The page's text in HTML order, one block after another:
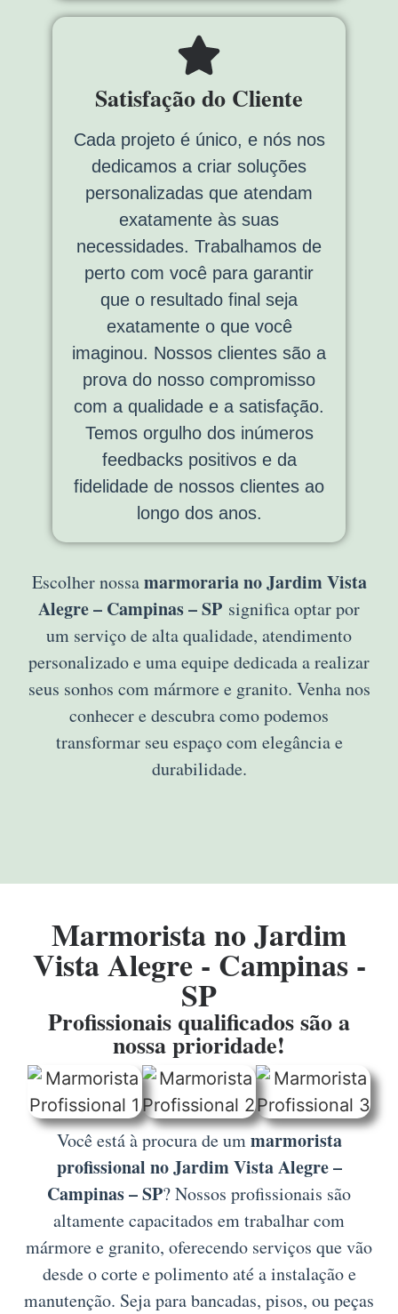
Satisfação do Cliente
Cada projeto é único, e nós nos
dedicamos a criar soluções
personalizadas que atendam
exatamente às suas
necessidades. Trabalhamos de
perto com você para garantir
que o resultado final seja
exatamente o que você
imaginou. Nossos clientes são a
prova do nosso compromisso
com a qualidade e a satisfação.
Temos orgulho dos inúmeros
feedbacks positivos e da
fidelidade de nossos clientes ao
longo dos anos.
Escolher nossamarmoraria no Jardim Vista
Alegre – Campinas – SP significa optar por
um serviço de alta qualidade, atendimento
personalizado e uma equipe dedicada a realizar
seus sonhos com mármore e granito. Venha nos
conhecer e descubra como podemos
transformar seu espaço com elegância e
durabilidade.
Marmorista no Jardim
Vista Alegre - Campinas -
SP
Profissionais qualificados são a
nossa prioridade!
Você está à procura de ummarmorista
profissional no Jardim Vista Alegre –
Campinas – SP? Nossos profissionais são
altamente capacitados em trabalhar com
mármore e granito, oferecendo serviços que vão
desde o corte e polimento até a instalação e
manutenção. Seja para bancadas, pisos, ou peças